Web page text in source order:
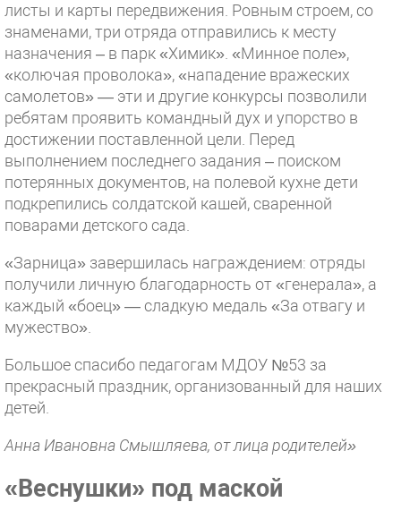
листы и карты передвижения. Ровным строем, со
знаменами, три отряда отправились к месту
назначения – в парк «Химик». «Минное поле»,
«колючая проволока», «нападение вражеских
самолетов» — эти и другие конкурсы позволили
ребятам проявить командный дух и упорство в
достижении поставленной цели. Перед
выполнением последнего задания – поиском
потерянных документов, на полевой кухне дети
подкрепились солдатской кашей, сваренной
поварами детского сада.
«Зарница» завершилась награждением: отряды
получили личную благодарность от «генерала», а
каждый «боец» — сладкую медаль «За отвагу и
мужество».
Большое спасибо педагогам МДОУ №53 за
прекрасный праздник, организованный для наших
детей.
Анна Ивановна Смышляева, от лица родителей»
«Веснушки» под маской